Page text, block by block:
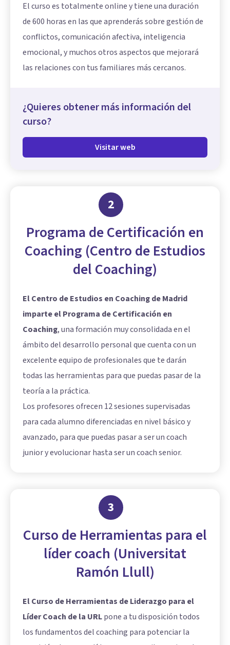
El curso es totalmente online y tiene una duración
de 600 horas en las que aprenderás sobre gestión de
conflictos, comunicación afectiva, inteligencia
emocional, y muchos otros aspectos que mejorará
las relaciones con tus familiares más cercanos.
¿Quieres obtener más información del
curso?
Visitar web
2
Programa de Certificación en
Coaching (Centro de Estudios
del Coaching)
El Centro de Estudios en Coaching de Madrid
imparte el Programa de Certificación en
Coaching, una formación muy consolidada en el
ámbito del desarrollo personal que cuenta con un
excelente equipo de profesionales que te darán
todas las herramientas para que puedas pasar de la
teoría a la práctica.
Los profesores ofrecen 12 sesiones supervisadas
para cada alumno diferenciadas en nivel básico y
avanzado, para que puedas pasar a ser un coach
junior y evolucionar hasta ser un coach senior.
3
Curso de Herramientas para el
líder coach (Universitat
Ramón Llull)
El Curso de Herramientas de Liderazgo para el
Líder Coach de la URLpone a tu disposición todos
los fundamentos del coaching para potenciar la